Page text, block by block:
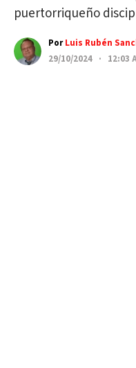
puertorriqueño
PorLuis Rubén
29/10/2024 · 12:03